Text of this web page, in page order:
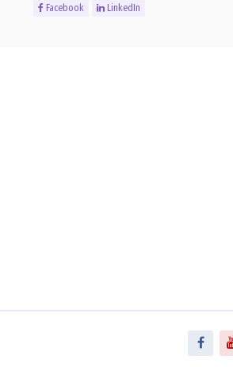
Facebook LinkedIn